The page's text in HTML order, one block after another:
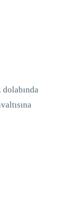
dolabında